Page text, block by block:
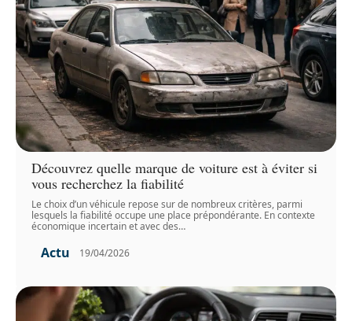
Découvrez quelle marque de voiture est à éviter si
vous recherchez la fiabilité
Le choix d’un véhicule repose sur de nombreux critères, parmi
lesquels la fiabilité occupe une place prépondérante. En contexte
économique incertain et avec des…
Actu 19/04/2026